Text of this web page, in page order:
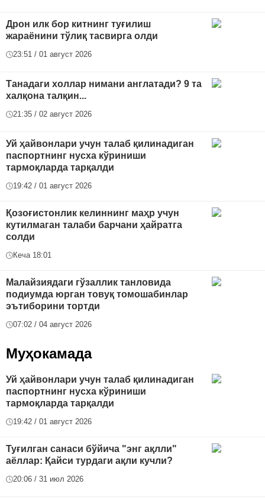
Дрон илк бор китнинг туғилиш
жараёнини тўлиқ тасвирга олди
23:51 / 01 август 2026
Танадаги холлар нимани англатади? 9 та
халқона талқин...
21:35 / 02 август 2026
Уй ҳайвонлари учун талаб қилинадиган
паспортнинг нусха кўриниши
тармоқларда тарқалди
19:42 / 01 август 2026
Қозоғистонлик келиннинг маҳр учун
кутилмаган талаби барчани ҳайратга
солди
Кеча 18:01
Малайзиядаги гўзаллик танловида
подиумда юрган товуқ томошабинлар
эътиборини тортди
07:02 / 04 август 2026
Муҳокамада
Уй ҳайвонлари учун талаб қилинадиган
паспортнинг нусха кўриниши
тармоқларда тарқалди
19:42 / 01 август 2026
Туғилган санаси бўйича "энг ақлли"
аёллар: Қайси турдаги ақли кучли?
20:06 / 31 июл 2026